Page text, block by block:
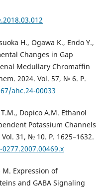
H., Ogawa K., Endo Y.,
Changes in Gap
Medullary Chromaffin
2024. Vol. 57, № 6. Р.
ahc.24-00033
Dopico A.M. Ethanol
Potassium Channels
31, № 10. P. 1625–1632.
M. Expression of
and GABA Signaling